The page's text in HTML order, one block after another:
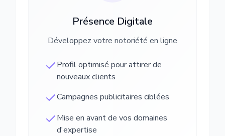
Présence Digitale
Développez votre notoriété en ligne
Profil optimisé pour attirer de
nouveaux clients
Campagnes publicitaires ciblées
Mise en avant de vos domaines
d'expertise